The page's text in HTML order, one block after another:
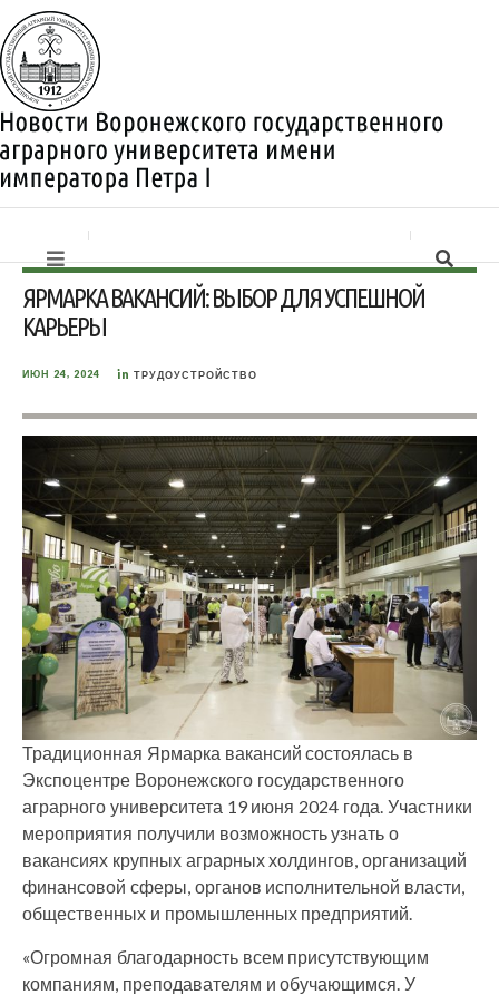
ЯРМАРКА ВАКАНСИЙ: ВЫБОР ДЛЯ УСПЕШНОЙ
КАРЬЕРЫ
ИЮН 24, 2024 in ТРУДОУСТРОЙСТВО
Традиционная Ярмарка вакансий состоялась в
Экспоцентре Воронежского государственного
аграрного университета 19 июня 2024 года. Участники
мероприятия получили возможность узнать о
вакансиях крупных аграрных холдингов, организаций
финансовой сферы, органов исполнительной власти,
общественных и промышленных предприятий.
«Огромная благодарность всем присутствующим
компаниям, преподавателям и обучающимся. У